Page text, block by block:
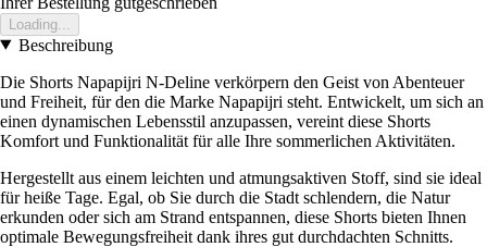
Loading...
Beschreibung
Die Shorts Napapijri N-Deline verkörpern den Geist von Abenteuer
und Freiheit, für den die Marke Napapijri steht. Entwickelt, um sich an
einen dynamischen Lebensstil anzupassen, vereint diese Shorts
Komfort und Funktionalität für alle Ihre sommerlichen Aktivitäten.
Hergestellt aus einem leichten und atmungsaktiven Stoff, sind sie ideal
für heiße Tage. Egal, ob Sie durch die Stadt schlendern, die Natur
erkunden oder sich am Strand entspannen, diese Shorts bieten Ihnen
optimale Bewegungsfreiheit dank ihres gut durchdachten Schnitts.